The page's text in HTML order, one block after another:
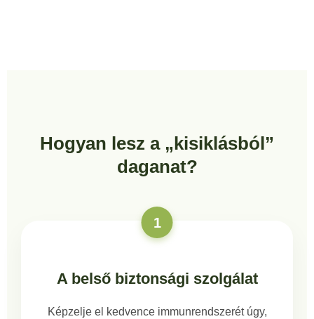
Hogyan lesz a „kisiklásból”
daganat?
1
A belső biztonsági szolgálat
Képzelje el kedvence immunrendszerét úgy,